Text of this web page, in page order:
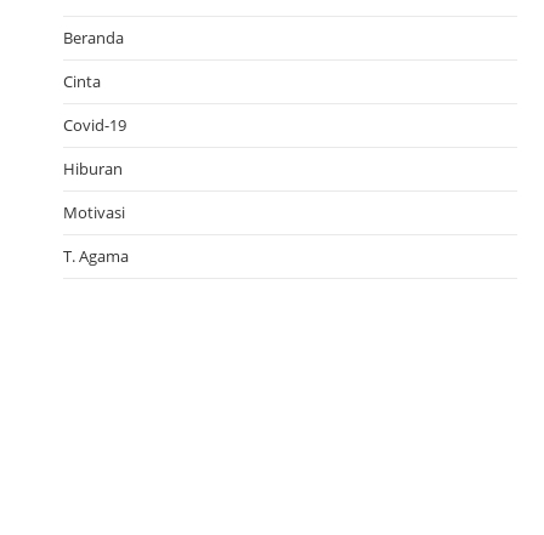
Beranda
Cinta
Covid-19
Hiburan
Motivasi
T. Agama